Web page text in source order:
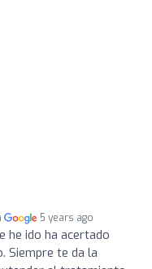
5 years ago
he ido ha acertado
Siempre te da la